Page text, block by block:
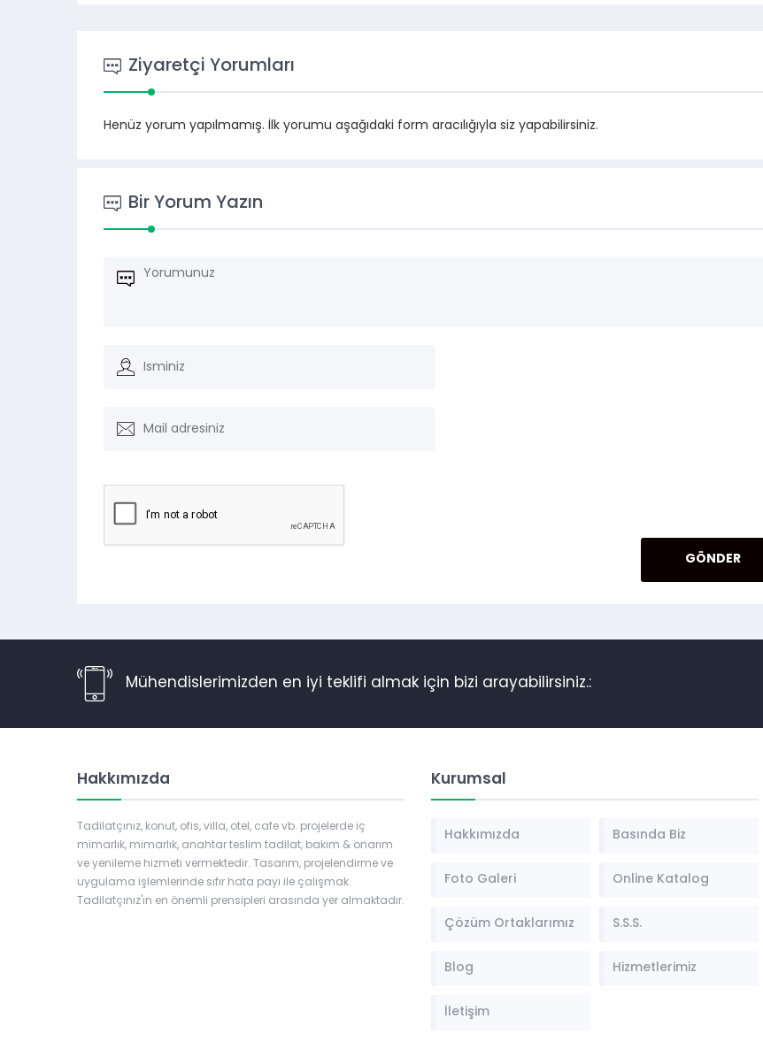
Ziyaretçi Yorumları
Henüz yorum yapılmamış. İlk yorumu aşağıdaki form aracılığıyla siz yapabilirsiniz.
Bir Yorum Yazın
Mühendislerimizden en iyi teklifi almak için bizi arayabilirsiniz.:
Hakkımızda
Tadilatçınız, konut, ofis, villa, otel, cafe vb. projelerde iç
mimarlık, mimarlık, anahtar teslim tadilat, bakım & onarım
ve yenileme hizmeti vermektedir. Tasarım, projelendirme ve
uygulama işlemlerinde sıfır hata payı ile çalışmak
Tadilatçınız'ın en önemli prensipleri arasında yer almaktadır.
Kurumsal
Hakkımızda Basında Biz
Foto Galeri Online Katalog
Çözüm Ortaklarımız S.S.S.
Blog Hizmetlerimiz
İletişim